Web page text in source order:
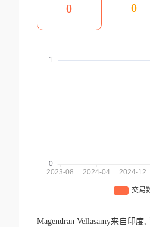
0 0
Magendran Vellasamy来自印度,